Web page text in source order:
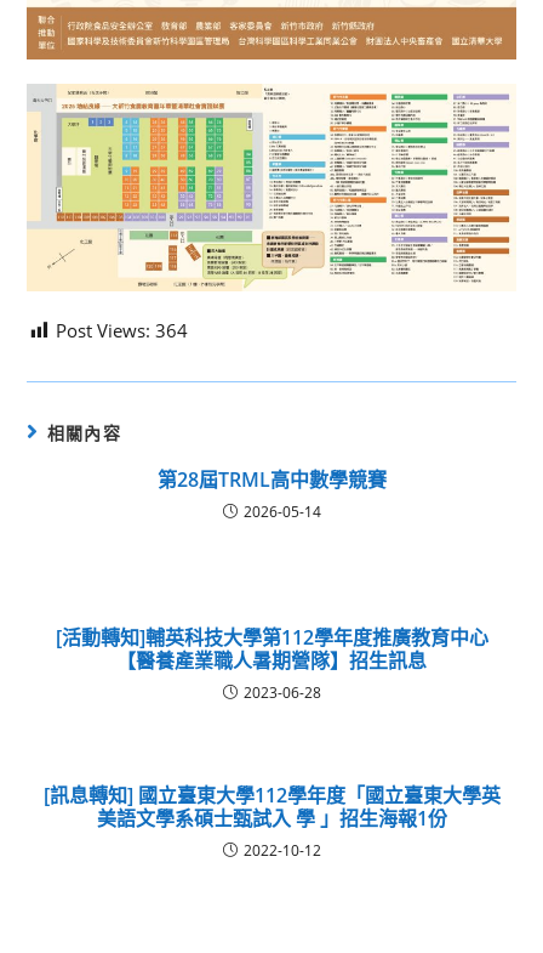
Post Views: 364
相關內容
第28屆TRML高中數學競賽
2026-05-14
[活動轉知]輔英科技大學第112學年度推廣教育中心
【醫養產業職人暑期營隊】招生訊息
2023-06-28
[訊息轉知] 國立臺東大學112學年度「國立臺東大學英
美語文學系碩士甄試入 學 」招生海報1份
2022-10-12